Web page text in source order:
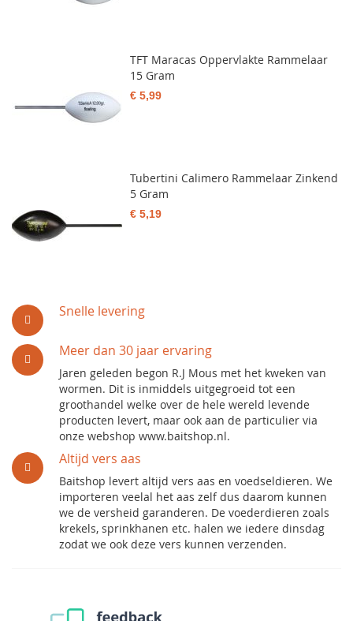
Snelle levering
Meer dan 30 jaar ervaring
Jaren geleden begon R.J Mous met het kweken van
wormen. Dit is inmiddels uitgegroeid tot een
groothandel welke over de hele wereld levende
producten levert, maar ook aan de particulier via
onze webshop www.baitshop.nl.
Altijd vers aas
Baitshop levert altijd vers aas en voedseldieren. We
importeren veelal het aas zelf dus daarom kunnen
we de versheid garanderen. De voederdieren zoals
krekels, sprinkhanen etc. halen we iedere dinsdag
zodat we ook deze vers kunnen verzenden.
TFT Maracas Oppervlakte Rammelaar
15 Gram
€ 5,99
Tubertini Calimero Rammelaar Zinkend
5 Gram
€ 5,19